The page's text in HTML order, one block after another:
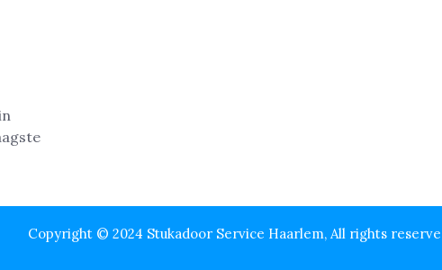
Copyright © 2024 Stukadoor Service Haarlem, All rights